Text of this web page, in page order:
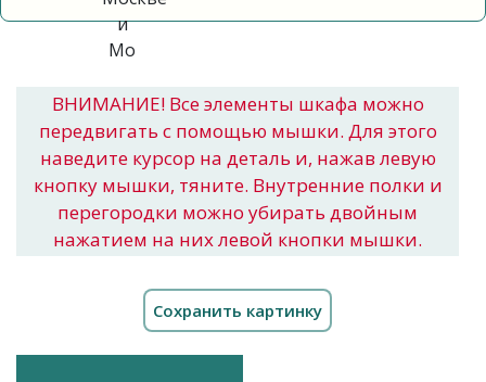
ВНИМАНИЕ! Все элементы шкафа можно
передвигать с помощью мышки. Для этого
наведите курсор на деталь и, нажав левую
кнопку мышки, тяните. Внутренние полки и
перегородки можно убирать двойным
нажатием на них левой кнопки мышки.